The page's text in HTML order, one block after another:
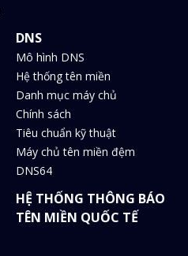
DNS
Mô hình DNS
Hệ thống tên miền
Danh mục máy chủ
Chính sách
Tiêu chuẩn kỹ thuật
Máy chủ tên miền đệm
DNS64
HỆ THỐNG THÔNG BÁO
TÊN MIỀN QUỐC TẾ